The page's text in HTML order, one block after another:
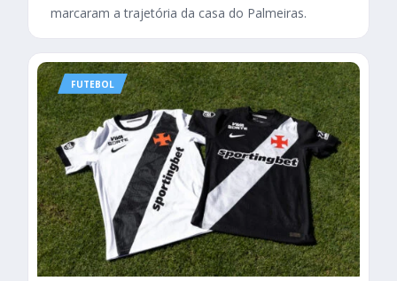
marcaram a trajetória da casa do Palmeiras.
FUTEBOL